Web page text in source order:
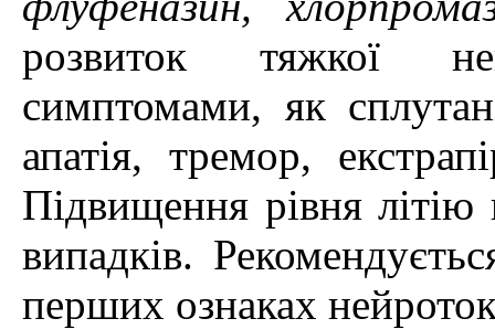
розвиток тяжкої
симптомами, як
апатія, тремор,
Підвищення рівня
випадків.
перших ознаках